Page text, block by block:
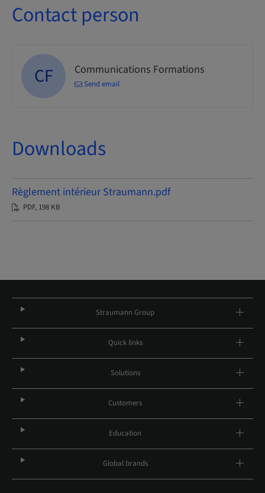
Contact person
CF Communications Formations
Send email
Downloads
Règlement intérieur Straumann.pdf
PDF, 198 KB
Straumann Group
Quick links
Solutions
Customers
Education
Global brands